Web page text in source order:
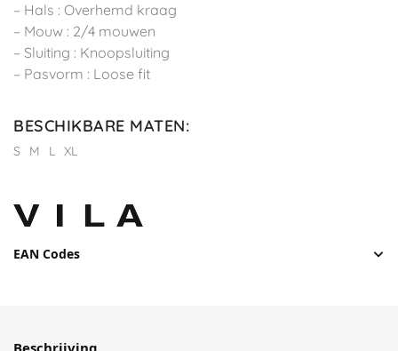
– Hals : Overhemd kraag
– Mouw : 2/4 mouwen
– Sluiting : Knoopsluiting
– Pasvorm : Loose fit
BESCHIKBARE MATEN:
S M L XL
EAN Codes
Beschrijving